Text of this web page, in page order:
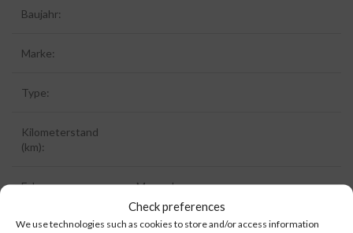
Check preferences
We use technologies such as cookies to store and/or access information
Baujahr:
Marke:
Type:
Kilometerstand
(km):
Fahrzeuge: Mercedes
Fahrzeugtype: Citaro 1